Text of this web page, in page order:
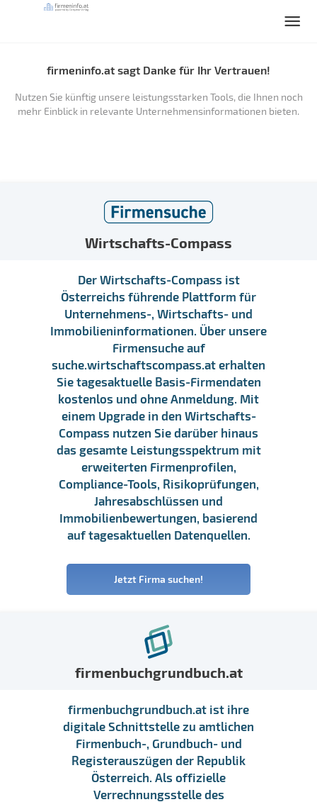
firmeninfo.at sagt Danke für Ihr Vertrauen!
Nutzen Sie künftig unsere leistungsstarken Tools, die Ihnen noch
mehr Einblick in relevante Unternehmensinformationen bieten.
Wirtschafts-Compass
Der Wirtschafts-Compass ist
Österreichs führende Plattform für
Unternehmens-, Wirtschafts- und
Immobilieninformationen. Über unsere
Firmensuche auf
suche.wirtschaftscompass.at erhalten
Sie tagesaktuelle Basis-Firmendaten
kostenlos und ohne Anmeldung. Mit
einem Upgrade in den Wirtschafts-
Compass nutzen Sie darüber hinaus
das gesamte Leistungsspektrum mit
erweiterten Firmenprofilen,
Compliance-Tools, Risikoprüfungen,
Jahresabschlüssen und
Immobilienbewertungen, basierend
auf tagesaktuellen Datenquellen.
Jetzt Firma suchen!
firmenbuchgrundbuch.at
firmenbuchgrundbuch.at ist ihre
digitale Schnittstelle zu amtlichen
Firmenbuch-, Grundbuch- und
Registerauszügen der Republik
Österreich. Als offizielle
Verrechnungsstelle des